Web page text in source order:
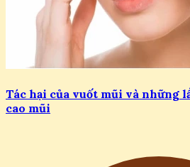
Tác hại của vuốt mũi và những
cao mũi